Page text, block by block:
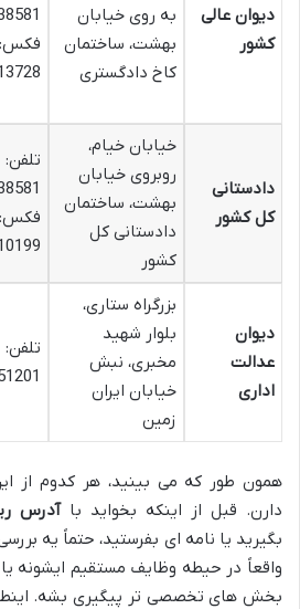
دیوان عالی
کشور
به روی خیابان
بهشت، ساختمان
کاخ دادگستری
فکس:
دادستانی
کل کشور
خیابان خیام،
روبروی خیابان
بهشت، ساختمان
دادستانی کل
کشور
تلفن:
فکس:
دیوان
عدالت
اداری
بزرگراه ستاری،
بلوار شهید
مخبری، نبش
خیابان ایران
زمین
تلفن:
9
همون طور که می بینید، هر کدوم از
دارن. قبل از اینکه بخواید باآدرس
بگیرید یا نامه ای بفرستید، حتماً یه
واقعاً در حیطه وظایف مستقیم ایشونه
بخش های تخصصی تر پیگیری بشه.